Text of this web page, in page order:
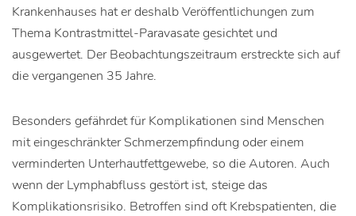
Krankenhauses hat er deshalb Veröffentlichungen zum
Thema Kontrastmittel-Paravasate gesichtet und
ausgewertet. Der Beobachtungszeitraum erstreckte sich auf
die vergangenen 35 Jahre.
Besonders gefährdet für Komplikationen sind Menschen
mit eingeschränkter Schmerzempfindung oder einem
verminderten Unterhautfettgewebe, so die Autoren. Auch
wenn der Lymphabfluss gestört ist, steige das
Komplikationsrisiko. Betroffen sind oft Krebspatienten, die